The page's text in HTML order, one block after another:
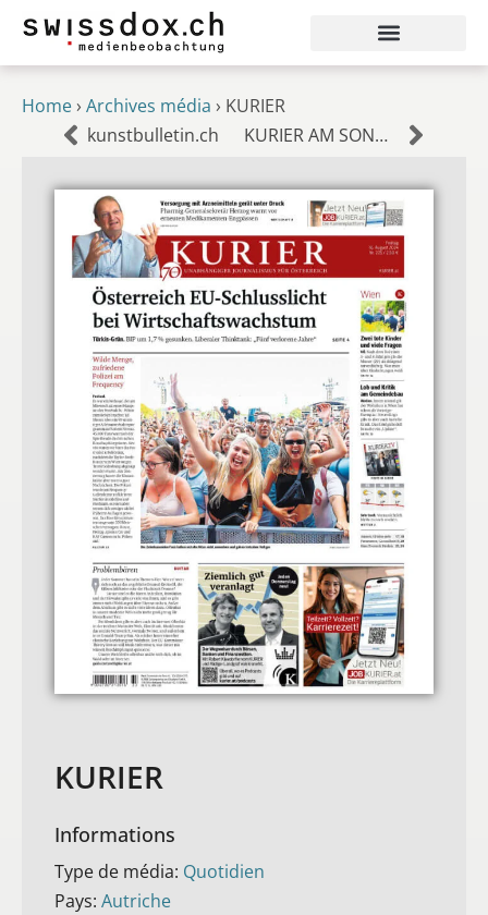
Home› Archives média › KURIER
kunstbulletin.ch
KURIER AM SONNTAG
KURIER
Informations
Type de média: Quotidien
Pays: Autriche